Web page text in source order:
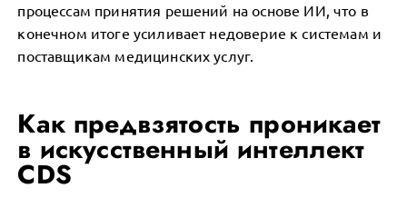
процессам принятия решений на основе ИИ, что в
конечном итоге усиливает недоверие к системам и
поставщикам медицинских услуг.
Как предвзятость проникает
в искусственный интеллект
CDS